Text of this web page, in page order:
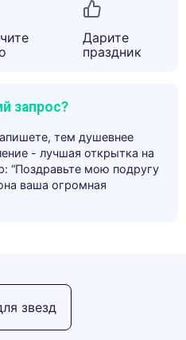
Дарите
праздник
запрос?
тем душевнее
- лучшая открытка на
“Поздравьте мою подругу
ваша огромная
звезд